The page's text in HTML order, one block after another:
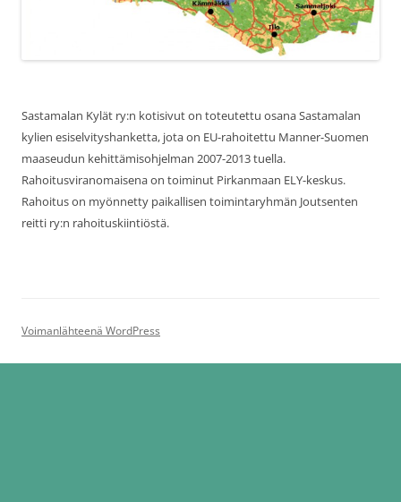
Sastamalan Kylät ry:n kotisivut on toteutettu osana Sastamalan
kylien esiselvityshanketta, jota on EU-rahoitettu Manner-Suomen
maaseudun kehittämisohjelman 2007-2013 tuella.
Rahoitusviranomaisena on toiminut Pirkanmaan ELY-keskus.
Rahoitus on myönnetty paikallisen toimintaryhmän Joutsenten
reitti ry:n rahoituskiintiöstä.
Voimanlähteenä WordPress